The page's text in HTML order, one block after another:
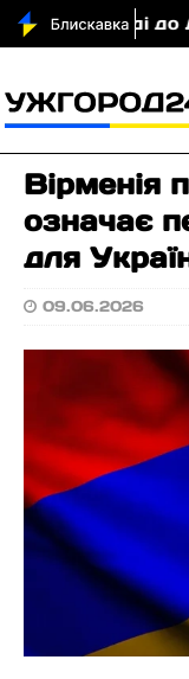
до Дня
Вірменія
означає
для
09.06.2026